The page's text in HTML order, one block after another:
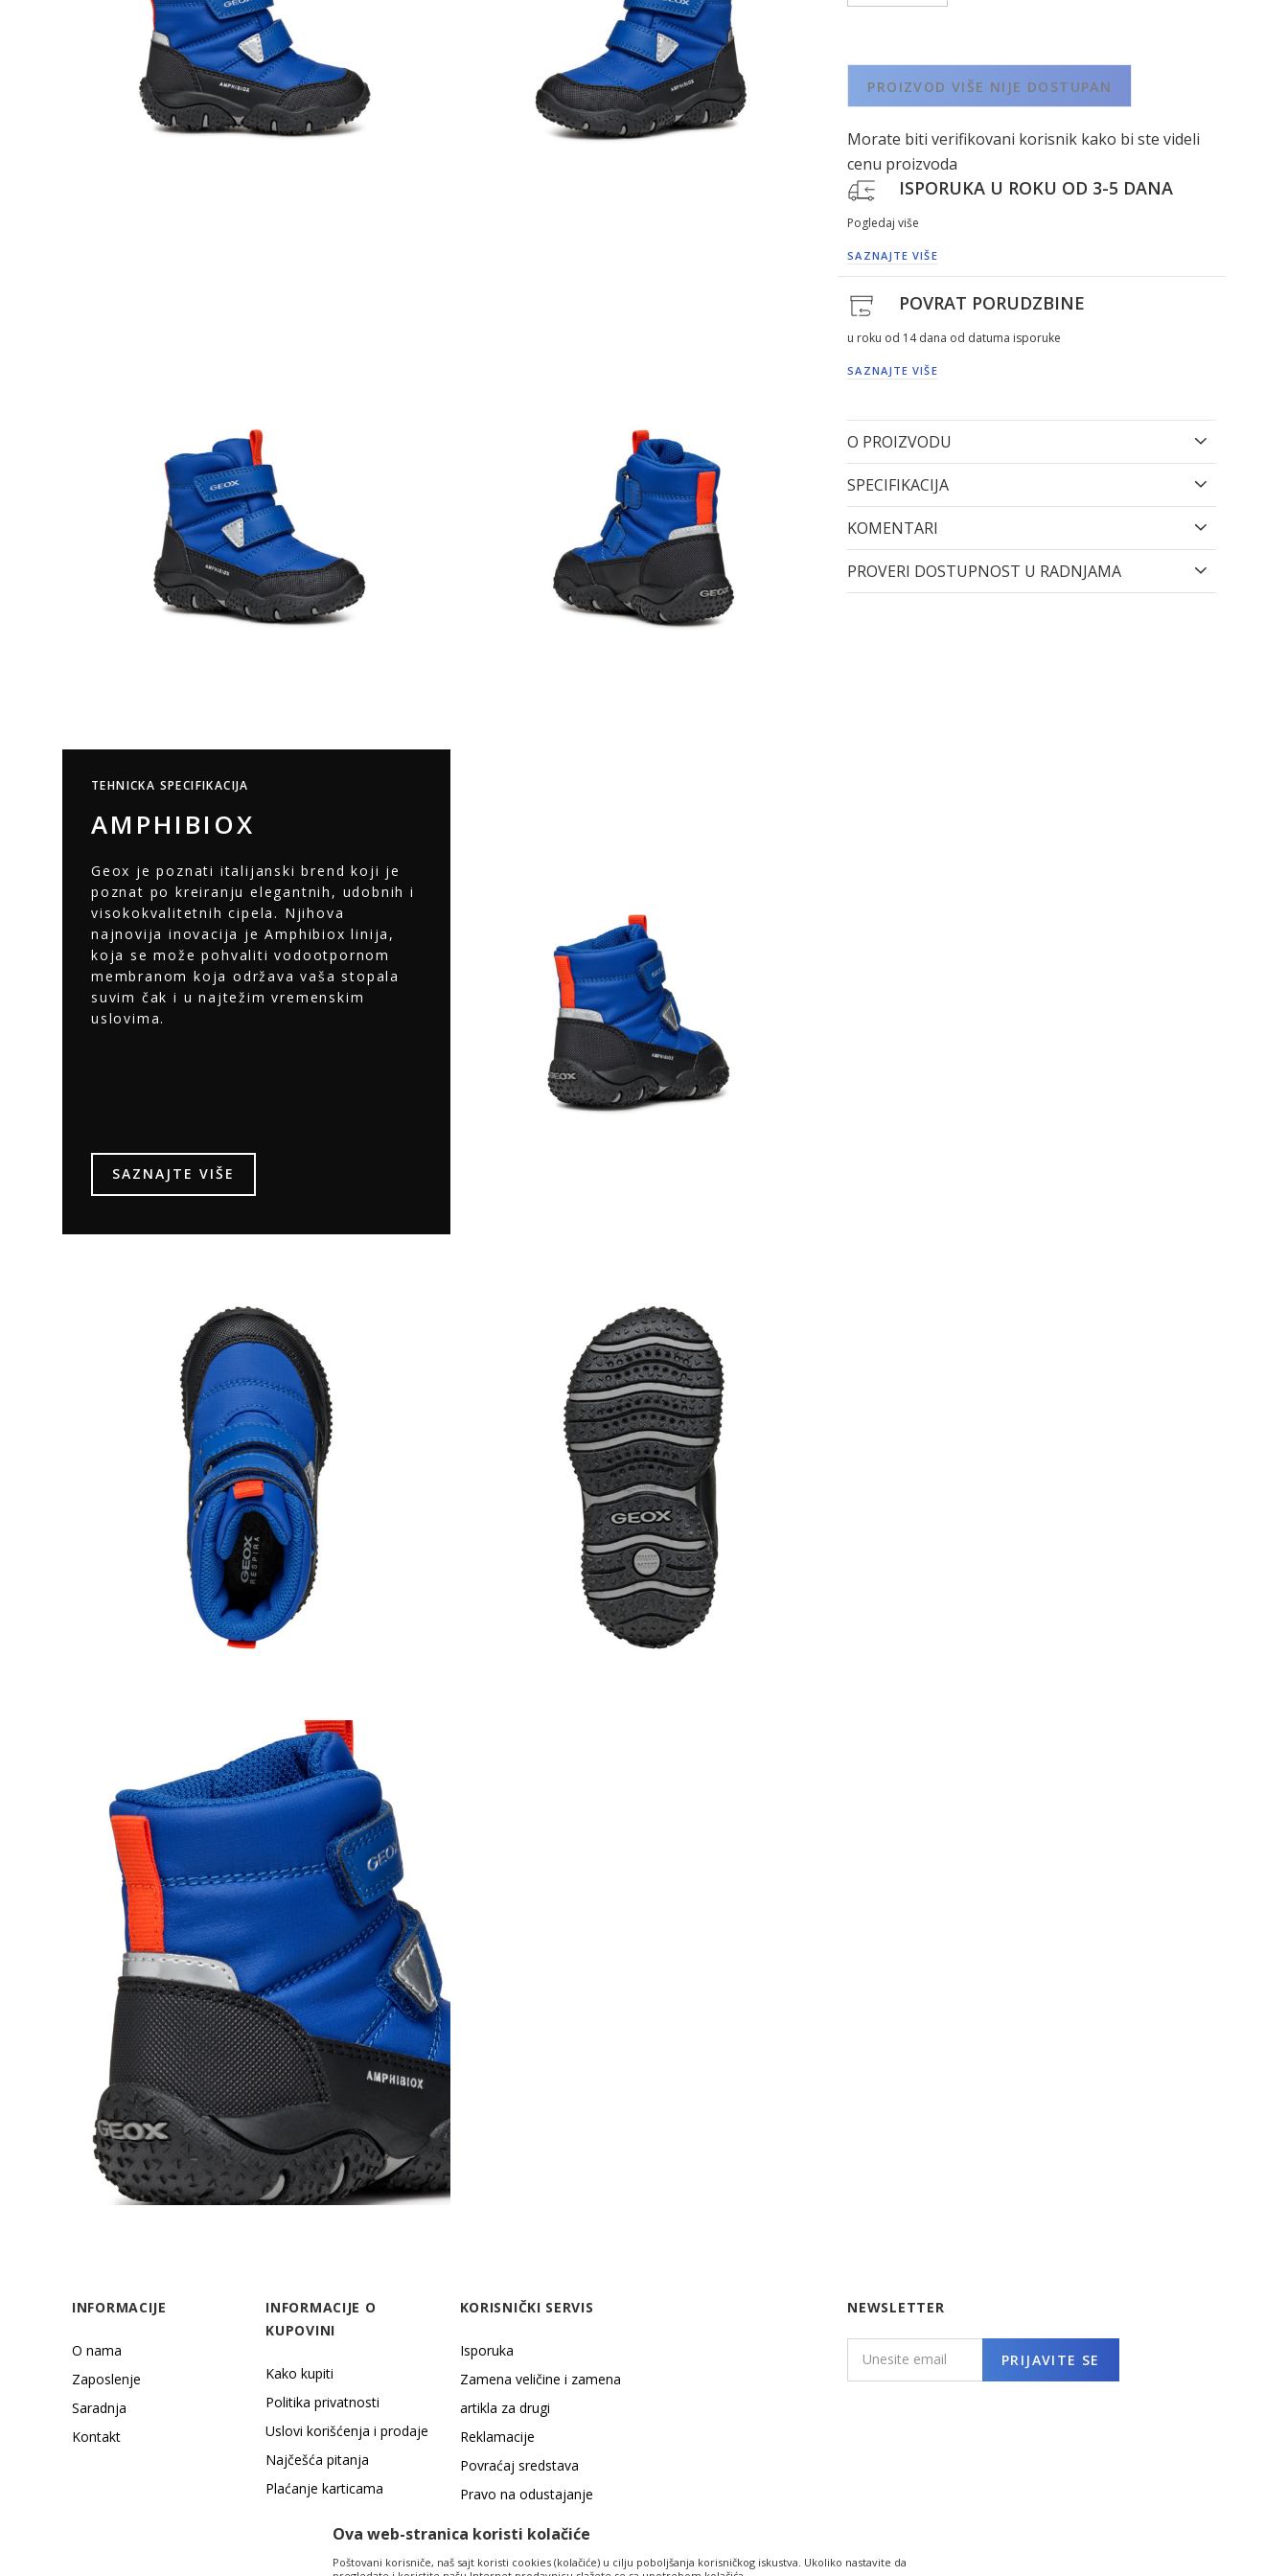
TEHNICKA SPECIFIKACIJA
AMPHIBIOX
Geox je poznati italijanski brend koji je
poznat po kreiranju elegantnih, udobnih i
visokokvalitetnih cipela. Njihova
najnovija inovacija je Amphibiox linija,
koja se može pohvaliti vodootpornom
membranom koja održava vaša stopala
suvim čak i u najtežim vremenskim
uslovima.
SAZNAJTE VIŠE
PROIZVOD VIŠE NIJE DOSTUPAN
Morate biti verifikovani korisnik kako bi ste videli
cenu proizvoda
ISPORUKA U ROKU OD 3-5 DANA
Pogledaj više
SAZNAJTE VIŠE
POVRAT PORUDZBINE
u roku od 14 dana od datuma isporuke
SAZNAJTE VIŠE
O PROIZVODU
SPECIFIKACIJA
KOMENTARI
PROVERI DOSTUPNOST U RADNJAMA
INFORMACIJE
O nama
Zaposlenje
Saradnja
Kontakt
INFORMACIJE O
KUPOVINI
Kako kupiti
Politika privatnosti
Uslovi korišćenja i prodaje
Najčešća pitanja
Plaćanje karticama
KORISNIČKI SERVIS
Isporuka
Zamena veličine i zamena
artikla za drugi
Reklamacije
Povraćaj sredstava
Pravo na odustajanje
NEWSLETTER
PRIJAVITE SE
Ova web-stranica koristi kolačiće
Poštovani korisniče, naš sajt koristi cookies (kolačiće) u cilju poboljšanja korisničkog iskustva. Ukoliko nastavite da